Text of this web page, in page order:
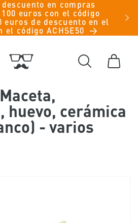
en compras
euros con el código
euros de descuento en el
el código ACHSE50
Carrito
huevo, cerámica
- varios